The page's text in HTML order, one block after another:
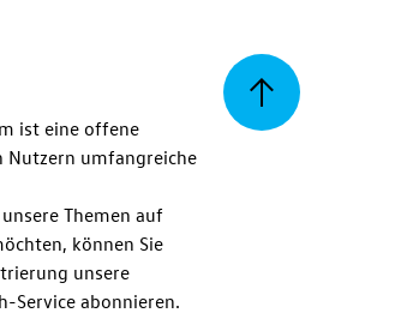
Zurück
ist eine offene
umfangreiche
Themen auf
können Sie
unsere
Service abonnieren.